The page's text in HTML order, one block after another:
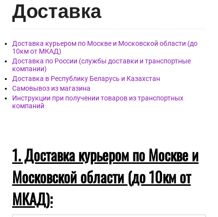
Доставка
Доставка курьером по Москве и Московской области (до
10км от МКАД)
Доставка по России (службы доставки и транспортные
компании)
Доставка в Республику Беларусь и Казахстан
Самовывоз из магазина
Инструкции при получении товаров из транспортных
компаний
1. Доставка курьером по Москве и
Московской области (до 10км от
МКАД):